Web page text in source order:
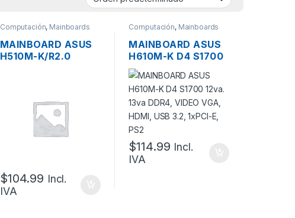
Computación, Mainboards
MAINBOARD ASUS
H510M-K/R2.0
4XPCI-E, M.2, PS2
$104.99 Incl.
IVA
Computación, Mainboards
MAINBOARD ASUS
H610M-K D4 S1700
12VA. 13VA DDR4,
VIDEO VGA, HDMI,
USB 3.2, 1XPCI-E,
PS2
$114.99 Incl.
IVA